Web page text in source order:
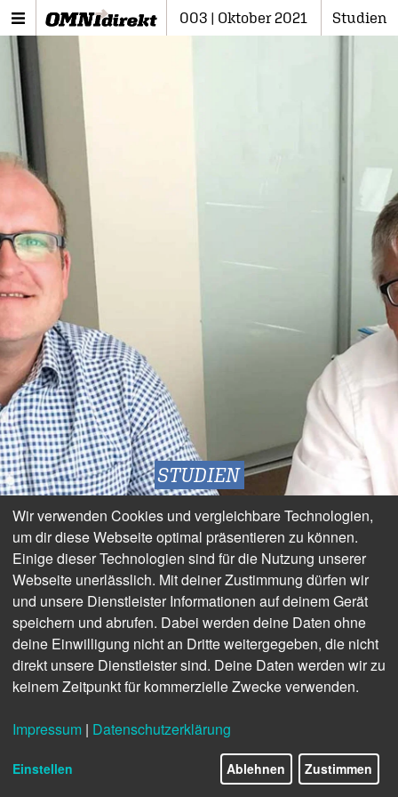
003 | Oktober 2021 Studien
STUDIEN
Marco Schulz und Prof. Dr. Dr.
Ulrich Hoppe:
»ZUFRIEDENHEIT UND
AKZEPTANZ«
Wir verwenden Cookies und vergleichbare Technologien,
um dir diese Webseite optimal präsentieren zu können.
Einige dieser Technologien sind für die Nutzung unserer
Webseite unerlässlich. Mit deiner Zustimmung dürfen wir
und unsere Dienstleister Informationen auf deinem Gerät
speichern und abrufen. Dabei werden deine Daten ohne
deine Einwilligung nicht an Dritte weitergegeben, die nicht
direkt unsere Dienstleister sind. Deine Daten werden wir zu
keinem Zeitpunkt für kommerzielle Zwecke verwenden.
Impressum | Datenschutzerklärung
Einstellen Ablehnen Zustimmen